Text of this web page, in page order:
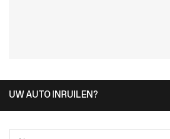
UW AUTO INRUILEN?